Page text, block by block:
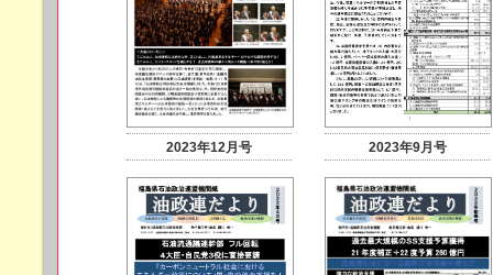
2023年12月号 2023年9月号